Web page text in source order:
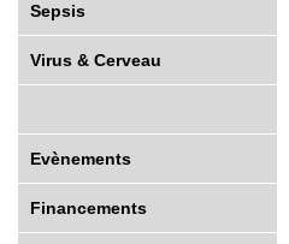
Sepsis
Virus & Cerveau
Evènements
Financements